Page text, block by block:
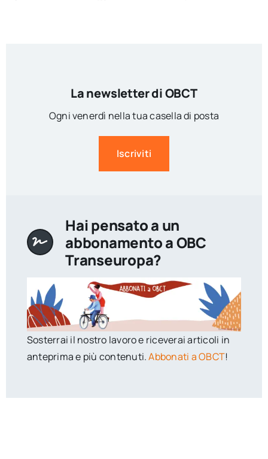
La newsletter di OBCT
Ogni venerdì nella tua casella di posta
Iscriviti
Hai pensato a un
abbonamento a OBC
Transeuropa?
Sosterrai il nostro lavoro e riceverai articoli in
anteprima e più contenuti.Abbonati a OBCT!